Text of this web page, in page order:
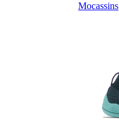
Mocassins